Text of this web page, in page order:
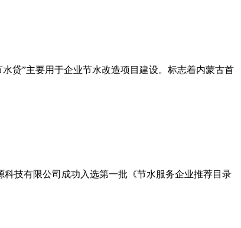
贷”主要用于企业节水改造项目建设。标志着内蒙古首
技有限公司成功入选第一批《节水服务企业推荐目录